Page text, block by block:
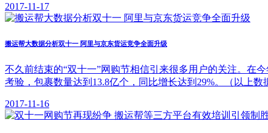
2017-11-17
搬运帮大数据分析双十一 阿里与京东货运竞争全面升级
不久前结束的“双十一”网购节相信引来很多用户的关注。在
考验，包裹数量达到13.8亿个，同比增长达到29%。（以上数
2017-11-16